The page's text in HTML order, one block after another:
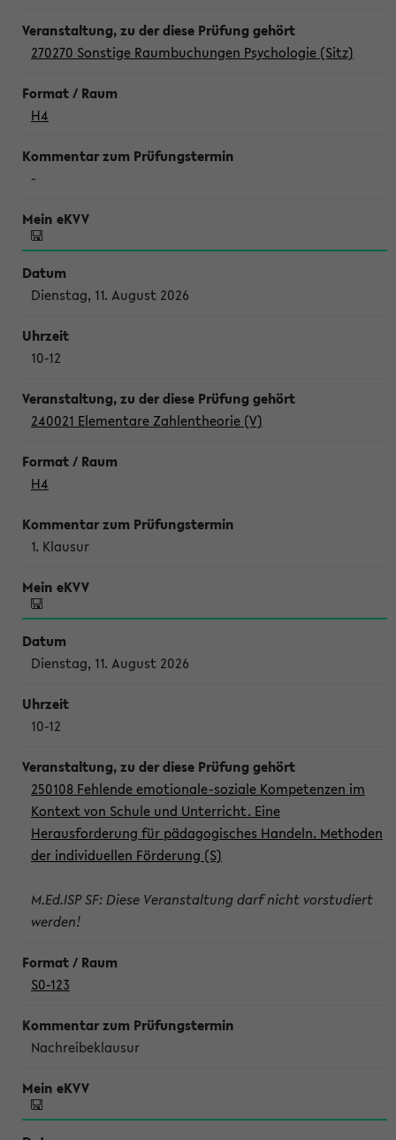
270270 Sonstige Raumbuchungen Psychologie (Sitz)
H4
-
Dienstag, 11. August 2026
10-12
240021 Elementare Zahlentheorie (V)
H4
1. Klausur
Dienstag, 11. August 2026
10-12
250108 Fehlende emotionale-soziale Kompetenzen im
Kontext von Schule und Unterricht. Eine
Herausforderung für pädagogisches Handeln. Methoden
der individuellen Förderung (S)
M.Ed.ISP SF: Diese Veranstaltung darf nicht vorstudiert
werden!
S0-123
Nachreibeklausur